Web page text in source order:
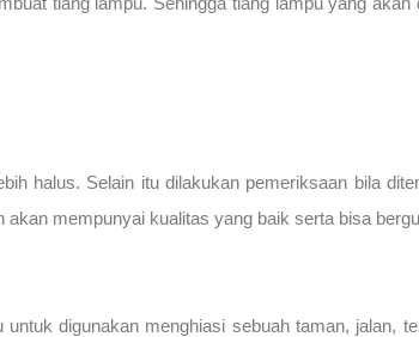
halus. Selain itu dilakukan pemeriksaan bila
mempunyai kualitas yang baik serta bisa
digunakan menghiasi sebuah taman, jalan,